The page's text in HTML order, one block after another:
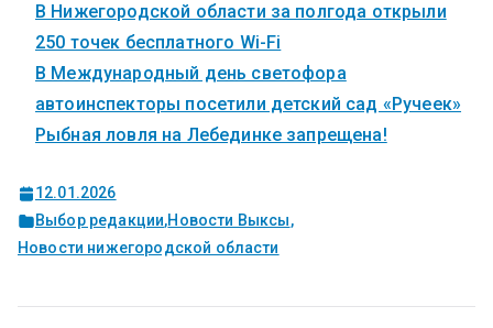
В Нижегородской области за полгода открыли
250 точек бесплатного Wi-Fi
В Международный день светофора
автоинспекторы посетили детский сад «Ручеек»
Рыбная ловля на Лебединке запрещена!
12.01.2026
Выбор редакции,Новости Выксы,
Новости нижегородской области